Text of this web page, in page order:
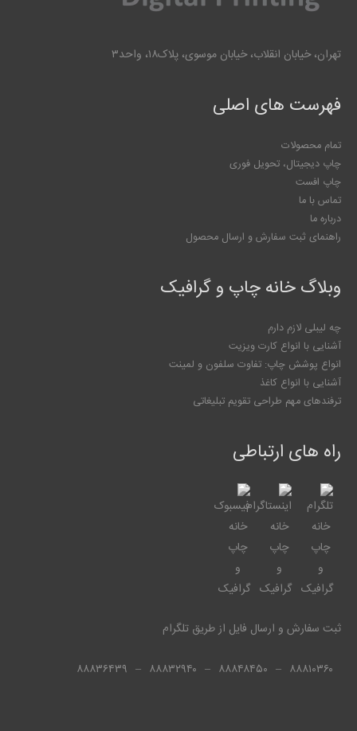
تهران، خیابان انقلاب، خیابان موسوی، پلاک۱۸، واحد۳
فهرست های اصلی
تمام محصولات
چاپ دیجیتال، تحویل فوری
چاپ افست
تماس با ما
درباره ما
راهنمای ثبت سفارش و ارسال محصول
وبلاگ خانه چاپ و گرافیک
چه لیبلی لازم دارم
آشنایی با انواع کارت ویزیت
انواع پوشش چاپ: تفاوت سلفون و لمینت
آشنایی با انواع کاغذ
ترفندهای مهم طراحی تقویم تبلیغاتی
راه های ارتباطی
ثبت سفارش و ارسال فایل از طریق تلگرام
۸۸۸۱۰۳۶۰ – ۸۸۸۴۸۴۵۰ – ۸۸۸۳۲۹۴۰ – ۸۸۸۳۶۴۳۹